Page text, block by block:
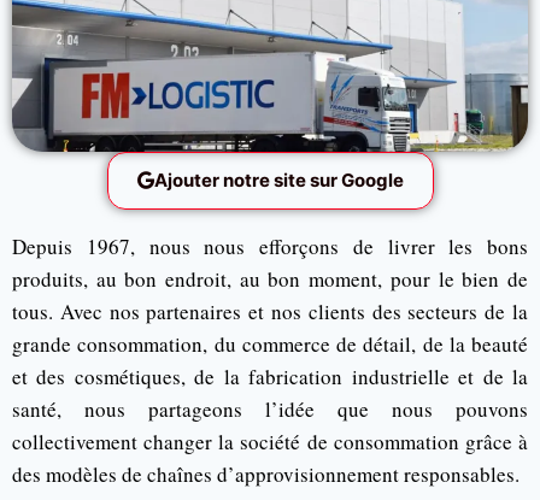
Ajouter notre site sur Google
Depuis 1967, nous nous efforçons de livrer les bons
produits, au bon endroit, au bon moment, pour le bien de
tous. Avec nos partenaires et nos clients des secteurs de la
grande consommation, du commerce de détail, de la beauté
et des cosmétiques, de la fabrication industrielle et de la
santé, nous partageons l’idée que nous pouvons
collectivement changer la société de consommation grâce à
des modèles de chaînes d’approvisionnement responsables.